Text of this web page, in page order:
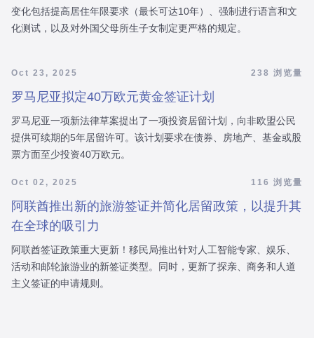
变化包括提高居住年限要求（最长可达10年）、强制进行语言和文
化测试，以及对外国父母所生子女制定更严格的规定。
Oct 23, 2025 238 浏览量
罗马尼亚拟定40万欧元黄金签证计划
罗马尼亚一项新法律草案提出了一项投资居留计划，向非欧盟公民
提供可续期的5年居留许可。该计划要求在债券、房地产、基金或股
票方面至少投资40万欧元。
Oct 02, 2025 116 浏览量
阿联酋推出新的旅游签证并简化居留政策，以提升其
在全球的吸引力
阿联酋签证政策重大更新！移民局推出针对人工智能专家、娱乐、
活动和邮轮旅游业的新签证类型。同时，更新了探亲、商务和人道
主义签证的申请规则。